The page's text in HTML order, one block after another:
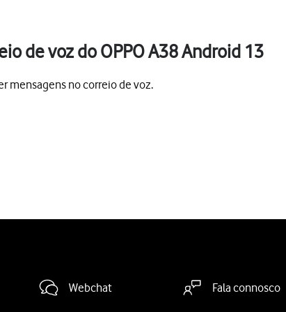
de voz do OPPO A38 Android 13
mensagens no correio de voz.
Webchat Fala connosco